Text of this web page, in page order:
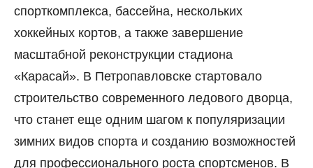
спорткомплекса, бассейна, нескольких
хоккейных кортов, а также завершение
масштабной реконструкции стадиона
«Карасай». В Петропавловске стартовало
строительство современного ледового дворца,
что станет еще одним шагом к популяризации
зимних видов спорта и созданию возможностей
для профессионального роста спортсменов. В